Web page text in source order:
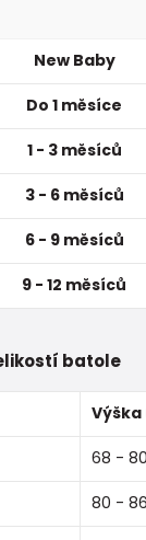
New Baby
Do 1 měsíce
1 - 3 měsíců
3 - 6 měsíců
6 - 9 měsíců
9 - 12 měsíců
batole
68 - 80
80 - 86